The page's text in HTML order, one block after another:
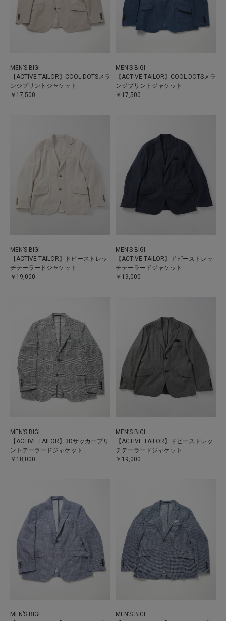
MEN’S BIGI
【ACTIVE TAILOR】COOL DOTSメラ
ンジプリントジャケット
￥17,500
MEN’S BIGI
【ACTIVE TAILOR】COOL DOTSメラ
ンジプリントジャケット
￥17,500
MEN’S BIGI
【ACTIVE TAILOR】ドビーストレッ
チテーラードジャケット
￥19,000
MEN’S BIGI
【ACTIVE TAILOR】ドビーストレッ
チテーラードジャケット
￥19,000
MEN’S BIGI
【ACTIVE TAILOR】3Dサッカープリ
ントテーラードジャケット
￥18,000
MEN’S BIGI
【ACTIVE TAILOR】ドビーストレッ
チテーラードジャケット
￥19,000
MEN’S BIGI
MEN’S BIGI